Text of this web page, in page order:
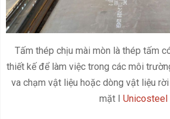
Tấm thép chịu mài mòn là thép tấm
thiết kế để làm việc trong các môi
va chạm vật liệu hoặc dòng vật liệu
mặt I Unicosteel